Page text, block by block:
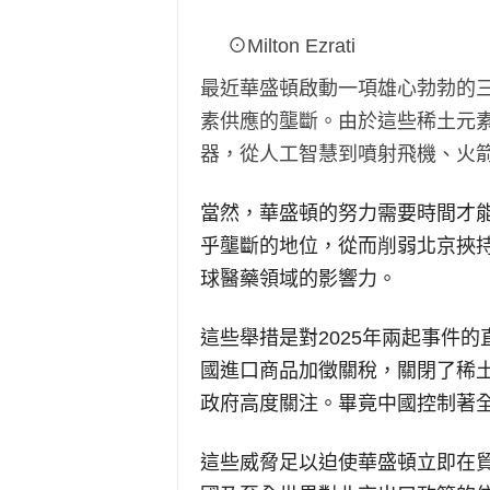
⊙Milton Ezrati
最近華盛頓啟動一項雄心勃勃的
素供應的壟斷。由於這些稀土元
器，從人工智慧到噴射飛機、火
當然，華盛頓的努力需要時間才
乎壟斷的地位，從而削弱北京挾
球醫藥領域的影響力。
這些舉措是對2025年兩起事件
國進口商品加徵關稅，關閉了稀
政府高度關注。畢竟中國控制著
這些威脅足以迫使華盛頓立即在